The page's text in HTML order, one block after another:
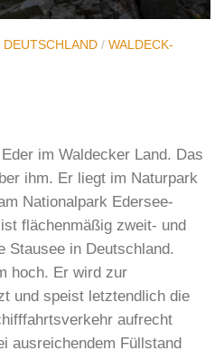
/ WALDECK-
im Waldecker Land. Das
ihm. Er liegt im Naturpark
Nationalpark Edersee-
flächenmäßig zweit- und
Stausee in Deutschland.
hoch. Er wird zur
und speist letztendlich die
aufrecht
ausreichendem Füllstand